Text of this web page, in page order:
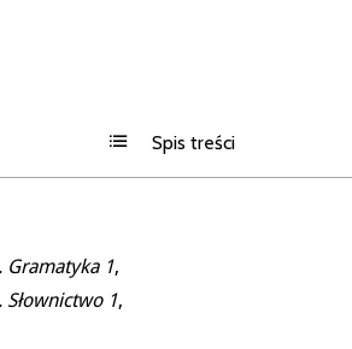
Spis treści
1,
1,